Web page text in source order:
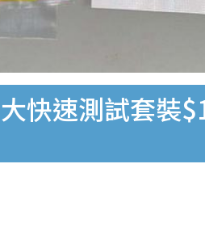
大快速測試套